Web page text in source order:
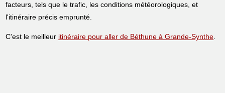
facteurs, tels que le trafic, les conditions météorologiques, et
l'itinéraire précis emprunté.
C'est le meilleur itinéraire pour aller de Béthune à Grande-Synthe.